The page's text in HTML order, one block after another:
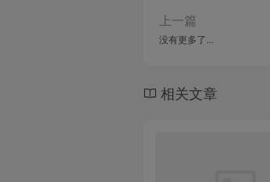
上一篇
没有更多了...
相关文章